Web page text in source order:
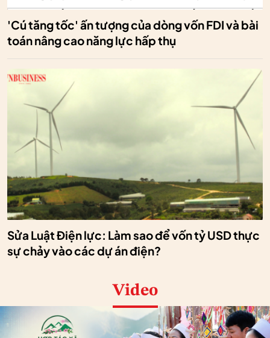
'Cú tăng tốc' ấn tượng của dòng vốn FDI và bài
toán nâng cao năng lực hấp thụ
Sửa Luật Điện lực: Làm sao để vốn tỷ USD thực
sự chảy vào các dự án điện?
Video